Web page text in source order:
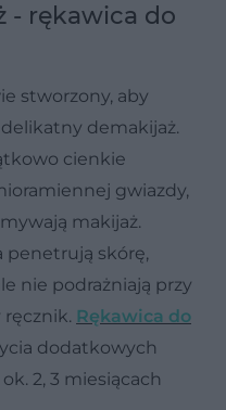
- rękawica do
stworzony, aby
demakijaż.
cienkie
gwiazdy,
makijaż.
penetrują skórę,
nie podrażniają przy
Rękawica do
dodatkowych
2, 3 miesiącach